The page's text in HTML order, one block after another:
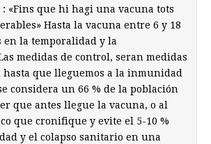
: «Fins que hi hagi una vacuna tots
Hasta la vacuna entre 6 y 18
en la temporalidad y la
medidas de control, seran medidas
que lleguemos a la inmunidad
considera un 66 % de la población
que antes llegue la vacuna, o al
que cronifique y evite el 5-10 %
y el colapso sanitario en una